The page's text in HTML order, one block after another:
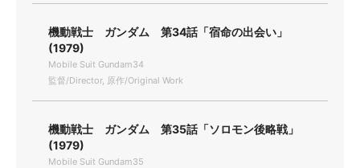
機動戦士 ガンダム 第34話「宿命の出会い」
(1979)
Mobile Suit Gundam34
監督/Director, 原作/Original Work
機動戦士 ガンダム 第35話「ソロモン後略戦」
(1979)
Mobile Suit Gundam35